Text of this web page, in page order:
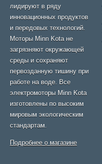
лидируют в ряду
инновационных продуктов
и передовых технологий.
Моторы Minn Kota не
загрязняют окружающей
среды и сохраняют
первозданную тишину при
работе на воде. Все
электромоторы Minn Kota
изготовлены по высоким
мировым экологическим
стандартам.
Подробнее о магазине